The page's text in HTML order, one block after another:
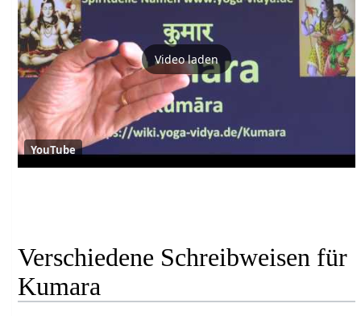
Video laden
YouTube
Verschiedene Schreibweisen für
Kumara